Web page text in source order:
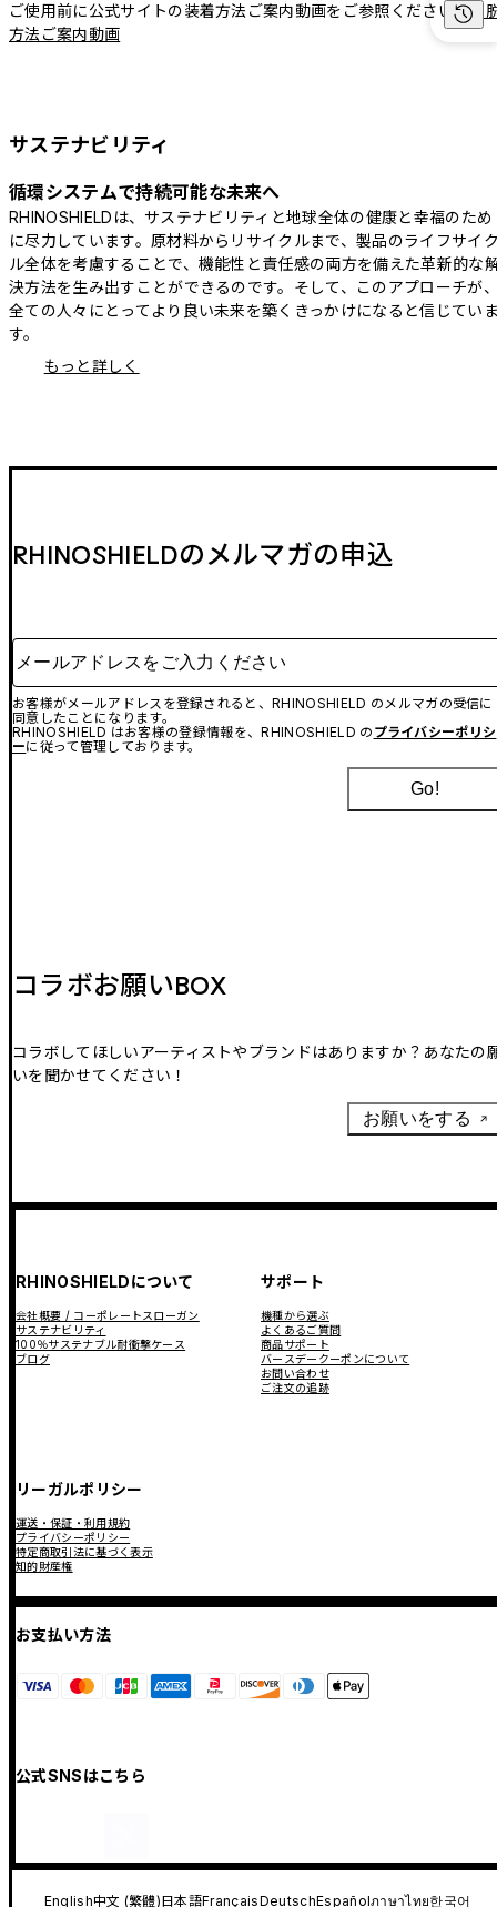
ご使用前に公式サイトの装着方法ご案内動画をご参照ください。着
方法ご案内動画
サステナビリティ
循環システムで持続可能な未来へ
RHINOSHIELDは、サステナビリティと地球全体の健康と幸福のため
に尽力しています。原材料からリサイクルまで、製品のライフサイ
ル全体を考慮することで、機能性と責任感の両方を備えた革新的な
決方法を生み出すことができるのです。そして、このアプローチが
全ての人々にとってより良い未来を築くきっかけになると信じてい
す。
もっと詳しく
RHINOSHIELDのメルマガの申込
メールアドレスをご入力ください
お客様がメールアドレスを登録されると、RHINOSHIELD のメルマガの受信に
同意したことになります。
RHINOSHIELD はお客様の登録情報を、RHINOSHIELD の プライバシーポリシ
ーに従って管理しております。
Go!
コラボお願いBOX
コラボしてほしいアーティストやブランドはありますか？あなたの
いを聞かせてください！
お願いをする
RHINOSHIELDについて
会社概要 / コーポレートスローガン
サステナビリティ
100％サステナブル耐衝撃ケース
ブログ
サポート
機種から選ぶ
よくあるご質問
商品サポート
バースデークーポンについて
お問い合わせ
ご注文の追跡
リーガルポリシー
運送・保証・利用規約
プライバシーポリシー
特定商取引法に基づく表示
知的財産権
お支払い方法
公式SNSはこちら
English中文 (繁體)日本語FrançaisDeutschEspañolภาษาไทย한국어